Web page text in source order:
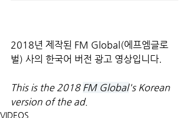
2018년 제작된 FM Global(에프엠글로
벌) 사의 한국어 버전 광고 영상입니다.
This is the 2018 FM Global's Korean
version of the ad.
VIDEOS